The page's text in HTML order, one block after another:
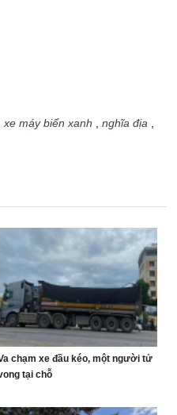
xe máy biển xanh ,nghĩa địa
chạm xe đầu kéo, một người tử
tại chỗ